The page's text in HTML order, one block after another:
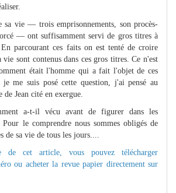
sa vie — trois emprisonnements, son procès-
— ont suffisamment servi de gros titres à
parcourant ces faits on est tenté de croire
sont contenus dans ces gros titres. Ce n'est
était l'homme qui a fait l'objet de ces
me suis posé cette question, j'ai pensé au
de Jean cité en exergue.
a-t-il vécu avant de figurer dans les
le comprendre nous sommes obligés de
de sa vie de tous les jours....
cet article, vous pouvez télécharger
ou acheter la revue papier directement sur